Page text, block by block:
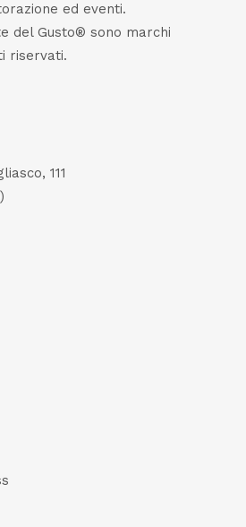
ed eventi.
del Gusto® sono marchi
riservati.
111